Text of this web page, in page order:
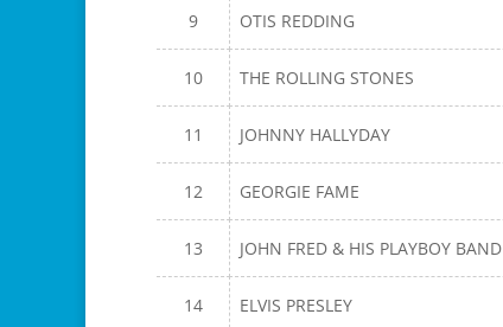
9 OTIS REDDING
10 THE ROLLING STONES
11 JOHNNY HALLYDAY
12 GEORGIE FAME
13 JOHN FRED & HIS PLAYBOY BAND
14 ELVIS PRESLEY